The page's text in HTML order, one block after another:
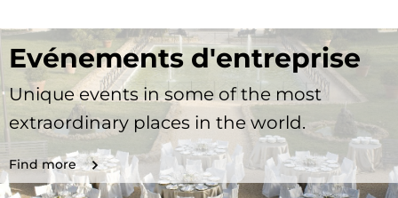
Evénements d'entreprise
Unique events in some of the most
extraordinary places in the world.
Find more